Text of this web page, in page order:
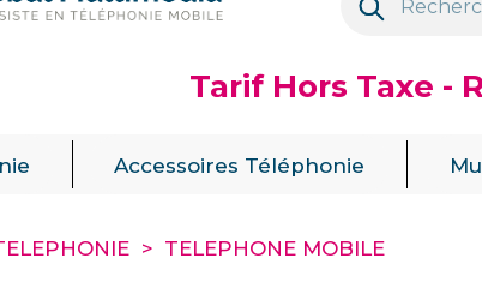
Tarif Hors Taxe -
Accessoires Téléphonie
TELEPHONE MOBILE